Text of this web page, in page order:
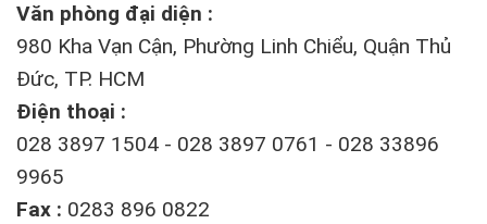
Văn phòng đại diện :
980 Kha Vạn Cận, Phường Linh Chiểu, Quận Thủ
Đức, TP. HCM
Điện thoại :
028 3897 1504 - 028 3897 0761 - 028 33896
9965
Fax : 0283 896 0822